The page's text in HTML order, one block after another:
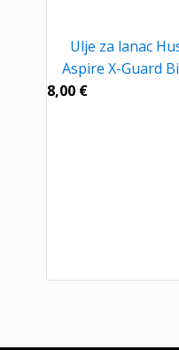
Ulje za lanac
Aspire X-Guard
8,00 €